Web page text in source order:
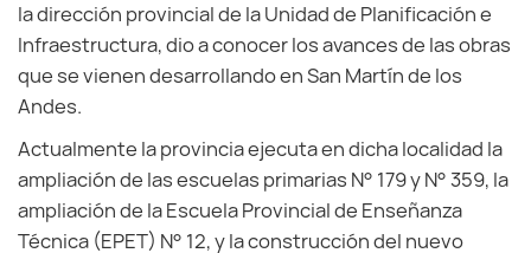
la dirección provincial de la Unidad de Planificación e
Infraestructura, dio a conocer los avances de las obras
que se vienen desarrollando en San Martín de los
Andes.
Actualmente la provincia ejecuta en dicha localidad la
ampliación de las escuelas primarias N° 179 y N° 359, la
ampliación de la Escuela Provincial de Enseñanza
Técnica (EPET) N° 12, y la construcción del nuevo